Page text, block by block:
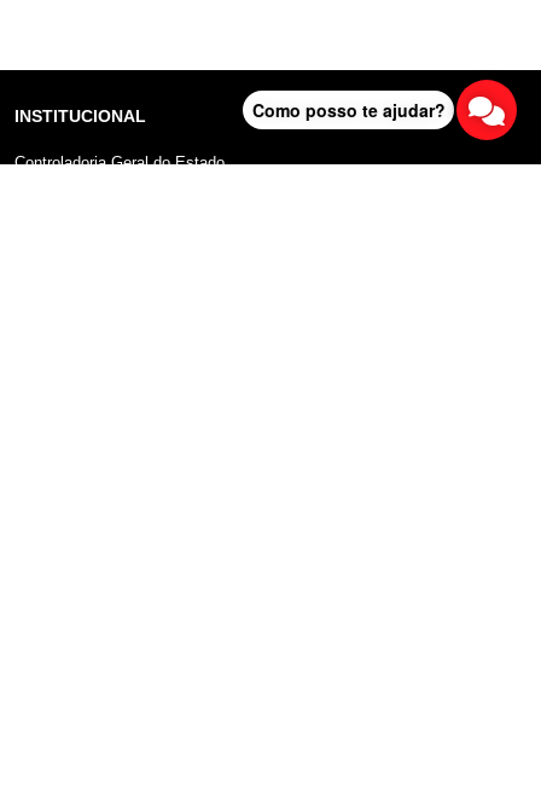
INSTITUCIONAL
Controladoria Geral do Estado
Como posso te ajudar?